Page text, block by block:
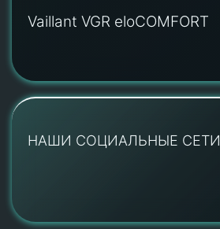
Vaillant VGR eloCOMFORT
НАШИ СОЦИАЛЬНЫЕ СЕТИ